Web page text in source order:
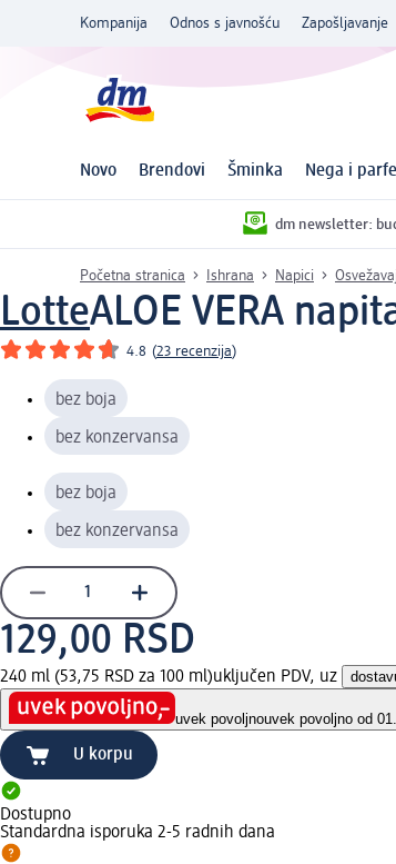
Kompanija Odnos s javnošću Zapošljavanje
Novo Brendovi Šminka Nega i
dm newsletter:
Početna stranica Ishrana Napici
LotteALOE VERA
4.8 (23 recenzija)
bez boja
bez konzervansa
bez boja
bez konzervansa
129,00 RSD
240 ml (53,75 RSD za 100 ml)uključen PDV, uz
uvek povoljnouvek povoljno od
U korpu
Dostupno
Standardna isporuka 2-5 radnih dana